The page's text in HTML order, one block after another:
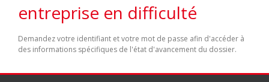
entreprise en difficulté
Demandez votre identifiant et votre mot de passe afin d'accéder à
des informations spécifiques de l'état d'avancement du dossier.